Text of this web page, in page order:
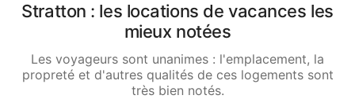
Stratton : les locations de vacances les
mieux notées
Les voyageurs sont unanimes : l'emplacement, la
propreté et d'autres qualités de ces logements sont
très bien notés.